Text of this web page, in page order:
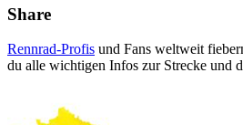
Share
Rennrad-Profis und Fans weltweit
du alle wichtigen Infos zur Strecke und